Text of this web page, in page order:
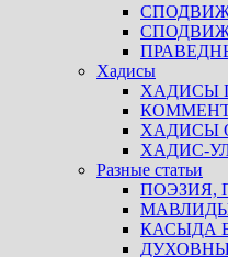
Хадисы
ХАДИСЫ
ХАДИСЫ
ХАДИС-
Разные статьи
ПОЭЗИЯ,
КАСЫДА